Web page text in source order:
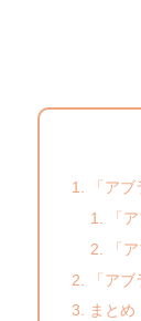
「ア
「
「
「ア
まとめ